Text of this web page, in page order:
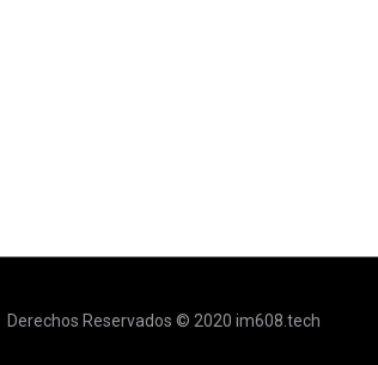
Derechos Reservados © 2020 im608.tech